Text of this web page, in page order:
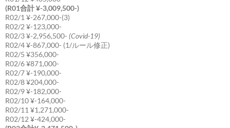
(R01合計 ¥-3,009,500-)
R02/1 ¥-267,000-(3)
R02/2 ¥-123,000-
R02/3 ¥-2,956,500- (Covid-19)
R02/4 ¥-867,000- (1/ルール修正)
R02/5 ¥356,000-
R02/6 ¥871,000-
R02/7 ¥-190,000-
R02/8 ¥204,000-
R02/9 ¥-182,000-
R02/10 ¥-164,000-
R02/11 ¥1,271,000-
R02/12 ¥-424,000-